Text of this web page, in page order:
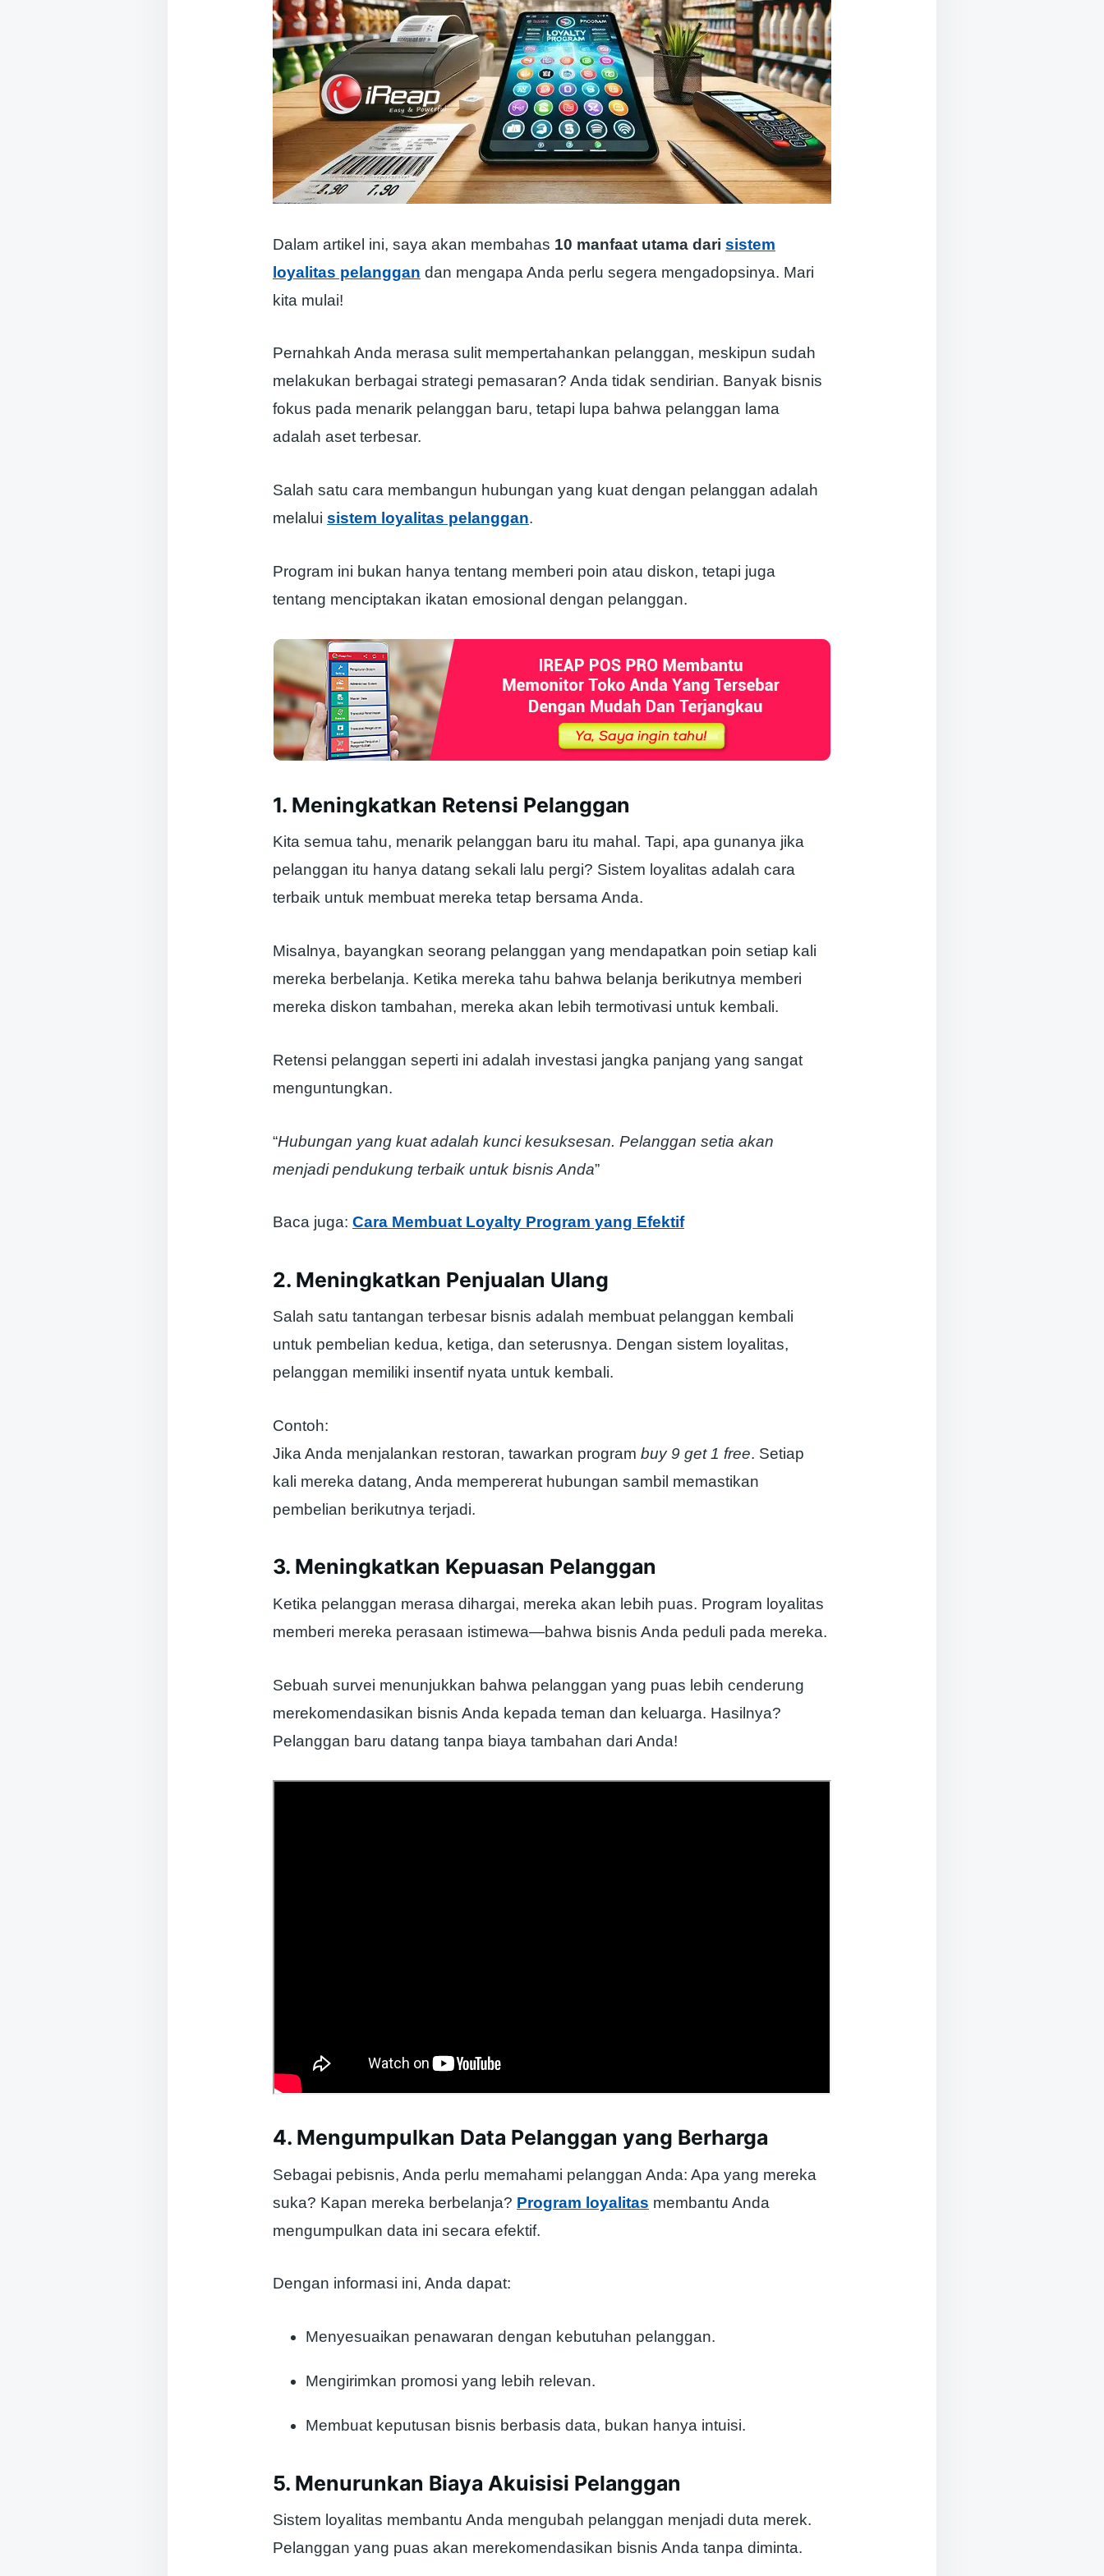
Dalam artikel ini, saya akan membahas 10 manfaat utama dari sistem
loyalitas pelanggan dan mengapa Anda perlu segera mengadopsinya. Mari
kita mulai!
Pernahkah Anda merasa sulit mempertahankan pelanggan, meskipun sudah
melakukan berbagai strategi pemasaran? Anda tidak sendirian. Banyak bisnis
fokus pada menarik pelanggan baru, tetapi lupa bahwa pelanggan lama
adalah aset terbesar.
Salah satu cara membangun hubungan yang kuat dengan pelanggan adalah
melalui sistem loyalitas pelanggan.
Program ini bukan hanya tentang memberi poin atau diskon, tetapi juga
tentang menciptakan ikatan emosional dengan pelanggan.
1. Meningkatkan Retensi Pelanggan
Kita semua tahu, menarik pelanggan baru itu mahal. Tapi, apa gunanya jika
pelanggan itu hanya datang sekali lalu pergi? Sistem loyalitas adalah cara
terbaik untuk membuat mereka tetap bersama Anda.
Misalnya, bayangkan seorang pelanggan yang mendapatkan poin setiap kali
mereka berbelanja. Ketika mereka tahu bahwa belanja berikutnya memberi
mereka diskon tambahan, mereka akan lebih termotivasi untuk kembali.
Retensi pelanggan seperti ini adalah investasi jangka panjang yang sangat
menguntungkan.
“Hubungan yang kuat adalah kunci kesuksesan. Pelanggan setia akan
menjadi pendukung terbaik untuk bisnis Anda”
Baca juga: Cara Membuat Loyalty Program yang Efektif
2. Meningkatkan Penjualan Ulang
Salah satu tantangan terbesar bisnis adalah membuat pelanggan kembali
untuk pembelian kedua, ketiga, dan seterusnya. Dengan sistem loyalitas,
pelanggan memiliki insentif nyata untuk kembali.
Contoh:
Jika Anda menjalankan restoran, tawarkan program buy 9 get 1 free. Setiap
kali mereka datang, Anda mempererat hubungan sambil memastikan
pembelian berikutnya terjadi.
3. Meningkatkan Kepuasan Pelanggan
Ketika pelanggan merasa dihargai, mereka akan lebih puas. Program loyalitas
memberi mereka perasaan istimewa—bahwa bisnis Anda peduli pada mereka.
Sebuah survei menunjukkan bahwa pelanggan yang puas lebih cenderung
merekomendasikan bisnis Anda kepada teman dan keluarga. Hasilnya?
Pelanggan baru datang tanpa biaya tambahan dari Anda!
4. Mengumpulkan Data Pelanggan yang Berharga
Sebagai pebisnis, Anda perlu memahami pelanggan Anda: Apa yang mereka
suka? Kapan mereka berbelanja? Program loyalitas membantu Anda
mengumpulkan data ini secara efektif.
Dengan informasi ini, Anda dapat:
Menyesuaikan penawaran dengan kebutuhan pelanggan.
Mengirimkan promosi yang lebih relevan.
Membuat keputusan bisnis berbasis data, bukan hanya intuisi.
5. Menurunkan Biaya Akuisisi Pelanggan
Sistem loyalitas membantu Anda mengubah pelanggan menjadi duta merek.
Pelanggan yang puas akan merekomendasikan bisnis Anda tanpa diminta.